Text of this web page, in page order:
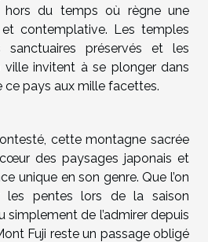
hors du temps où règne une
contemplative. Les temples
sanctuaires préservés et les
ville invitent à se plonger dans
ce pays aux mille facettes.
cette montagne sacrée
des paysages japonais et
unique en son genre. Que l’on
les pentes lors de la saison
simplement de l’admirer depuis
Fuji reste un passage obligé